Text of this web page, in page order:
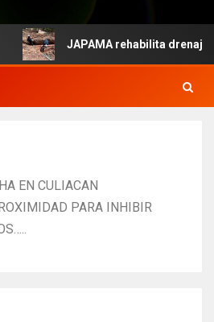
JAPAMA rehabilita drenaje
EN CULIACAN
PARA INHIBIR